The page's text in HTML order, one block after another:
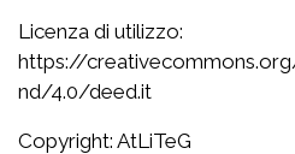
Licenza di utilizzo:
https://
nd/4.0/deed.it
Copyright: AtLiTeG